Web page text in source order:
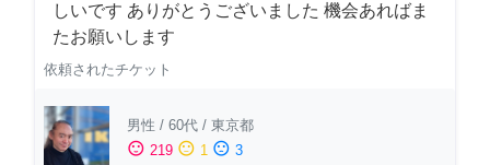
しいです ありがとうございました 機会あればま
たお願いします
依頼されたチケット
男性 / 60代 / 東京都
sentiment_satisfied 219 sentiment_neutral 1 sentiment_dissatisfied 3